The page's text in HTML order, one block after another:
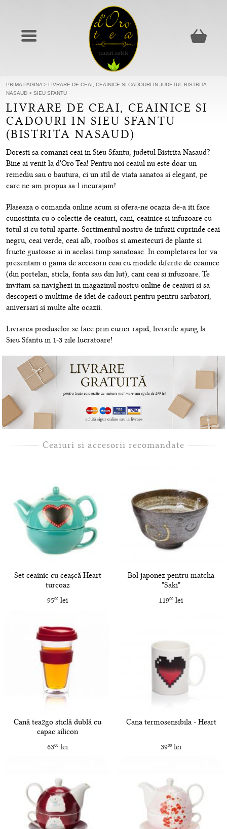
PRIMA PAGINA > LIVRARE DE CEAI, CEAINICE SI CADOURI IN JUDETUL BISTRITA
NASAUD > SIEU SFANTU
LIVRARE DE CEAI, CEAINICE SI
CADOURI IN SIEU SFANTU
(BISTRITA NASAUD)
Doresti sa comanzi ceai in Sieu Sfantu, judetul Bistrita Nasaud?
Bine ai venit la d'Oro Tea! Pentru noi ceaiul nu este doar un
remediu sau o bautura, ci un stil de viata sanatos si elegant, pe
care ne-am propus sa-l incurajam!
Plaseaza o comanda online acum si ofera-ne ocazia de-a iti face
cunostinta cu o colectie de ceaiuri, cani, ceainice si infuzoare cu
totul si cu totul aparte. Sortimentul nostru de infuzii cuprinde ceai
negru, ceai verde, ceai alb, rooibos si amestecuri de plante si
fructe gustoase si in acelasi timp sanatoase. In completarea lor va
prezentam o gama de accesorii ceai cu modele diferite de ceainice
(din portelan, sticla, fonta sau din lut), cani ceai si infuzoare. Te
invitam sa navighezi in magazinul nostru online de ceaiuri si sa
descoperi o multime de idei de cadouri pentru pentru sarbatori,
aniversari si multe alte ocazii.
Livrarea produselor se face prin curier rapid, livrarile ajung la
Sieu Sfantu in 1-3 zile lucratoare!
Ceaiuri si accesorii recomandate
Set ceainic cu ceașcă Heart
turcoaz
9500lei
Bol japonez pentru matcha
"Saki"
11900 lei
Cană tea2go sticlă dublă cu
capac silicon
6300lei
Cana termosensibila - Heart
3900lei